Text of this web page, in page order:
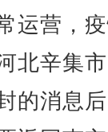
运营，
北辛集
的消息